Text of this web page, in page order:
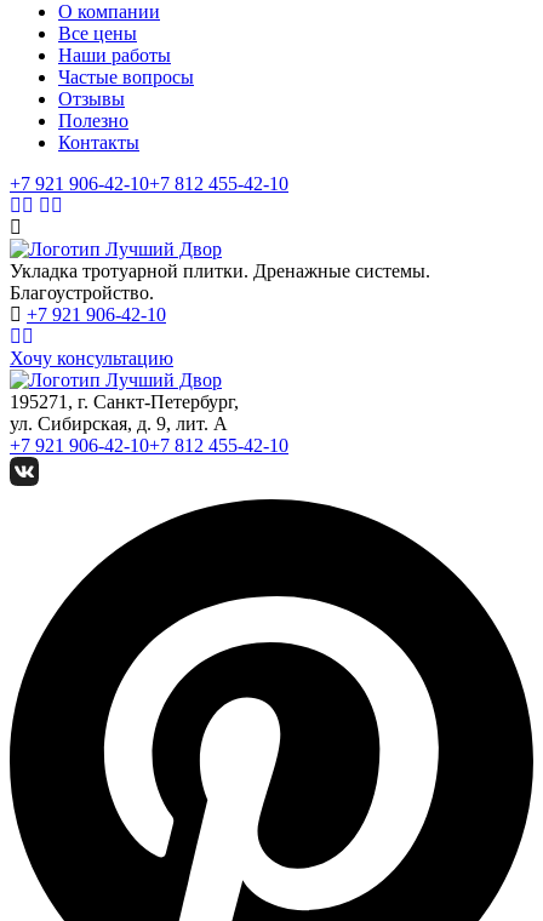
О компании
Все цены
Наши работы
Частые вопросы
Отзывы
Полезно
Контакты
+7 921 906-42-10+7 812 455-42-10
Укладка тротуарной плитки. Дренажные системы.
Благоустройство.
+7 921 906-42-10
Хочу консультацию
195271, г. Санкт-Петербург,
ул. Сибирская, д. 9, лит. А
+7 921 906-42-10+7 812 455-42-10